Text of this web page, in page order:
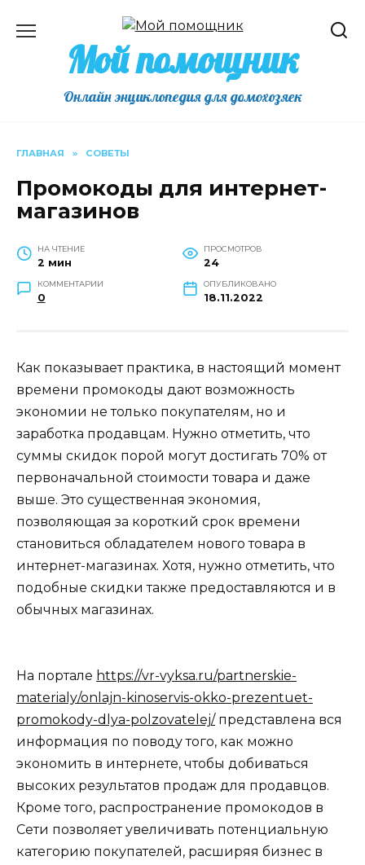
содержаниюМой помощник
Онлайн энциклопедия для домохозяек
ГЛАВНАЯ » СОВЕТЫ
Промокоды для интернет-
магазинов
НА ЧТЕНИЕ
2 мин
ПРОСМОТРОВ
24
КОММЕНТАРИИ
0
ОПУБЛИКОВАНО
18.11.2022
Как показывает практика, в настоящий момент
времени промокоды дают возможность
экономии не только покупателям, но и
заработка продавцам. Нужно отметить, что
суммы скидок порой могут достигать 70% от
первоначальной стоимости товара и даже
выше. Это существенная экономия,
позволяющая за короткий срок времени
становиться обладателем нового товара в
интернет-магазинах. Хотя, нужно отметить, что
подобные скидки также предоставляются и в
обычных магазинах.
На портале https://vr-vyksa.ru/partnerskie-
materialy/onlajn-kinoservis-okko-prezentuet-
promokody-dlya-polzovatelej/представлена вся
информация по поводу того, как можно
экономить в интернете, чтобы добиваться
высоких результатов продаж для продавцов.
Кроме того, распространение промокодов в
Сети позволяет увеличивать потенциальную
категорию покупателей, расширяя бизнес в